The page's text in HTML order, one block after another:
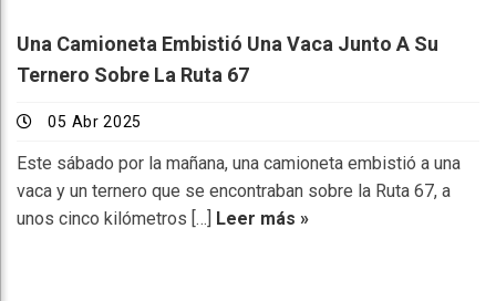
Una Camioneta Embistió Una Vaca Junto A Su
Ternero Sobre La Ruta 67
05 Abr 2025
Este sábado por la mañana, una camioneta embistió a una
vaca y un ternero que se encontraban sobre la Ruta 67, a
unos cinco kilómetros […] Leer más »